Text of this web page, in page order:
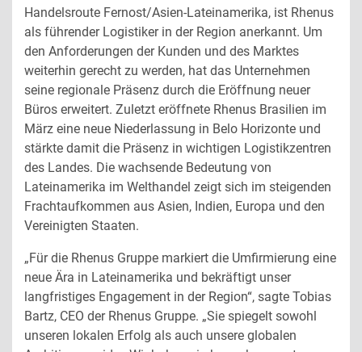
Handelsroute Fernost/Asien-Lateinamerika, ist Rhenus
als führender Logistiker in der Region anerkannt. Um
den Anforderungen der Kunden und des Marktes
weiterhin gerecht zu werden, hat das Unternehmen
seine regionale Präsenz durch die Eröffnung neuer
Büros erweitert. Zuletzt eröffnete Rhenus Brasilien im
März eine neue Niederlassung in Belo Horizonte und
stärkte damit die Präsenz in wichtigen Logistikzentren
des Landes. Die wachsende Bedeutung von
Lateinamerika im Welthandel zeigt sich im steigenden
Frachtaufkommen aus Asien, Indien, Europa und den
Vereinigten Staaten.
„Für die Rhenus Gruppe markiert die Umfirmierung eine
neue Ära in Lateinamerika und bekräftigt unser
langfristiges Engagement in der Region“, sagte Tobias
Bartz, CEO der Rhenus Gruppe. „Sie spiegelt sowohl
unseren lokalen Erfolg als auch unsere globalen